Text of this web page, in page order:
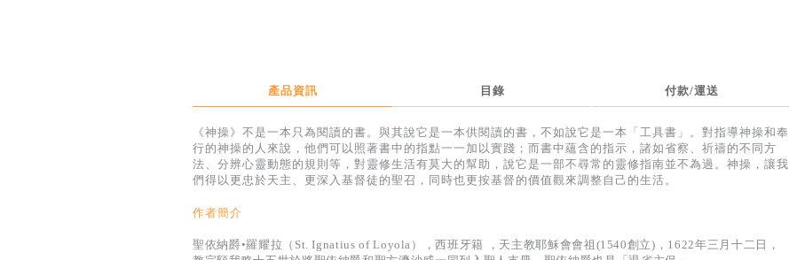
產品資訊 目錄 付款/運送
《神操》不是一本只為閱讀的書。與其說它是一本供閱讀的書，不如說它是一本「工具書」。對指導神操和奉
行的神操的人來說，他們可以照著書中的指點一一加以實踐；而書中蘊含的指示，諸如省察、祈禱的不同方
法、分辨心靈動態的規則等，對靈修生活有莫大的幫助，說它是一部不尋常的靈修指南並不為過。神操，讓我
們得以更忠於天主、更深入基督徒的聖召，同時也更按基督的價值觀來調整自己的生活。
作者簡介
聖依納爵•羅耀拉（St. Ignatius of Loyola），西班牙籍 ，天主教耶穌會會祖(1540創立)，1622年三月十二日，